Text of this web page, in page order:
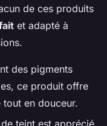
de ces produits
et adapté à
des pigments
ce produit offre
tout en douceur.